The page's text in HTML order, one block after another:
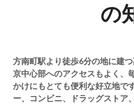
の
方南町駅より徒歩6分の地に建
京中心部へのアクセスもよく、
かけにもとても便利な好立地で
ー、コンビニ、ドラッグストア